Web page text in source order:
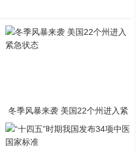
冬季风暴来袭 美国22个州进入紧
急状态